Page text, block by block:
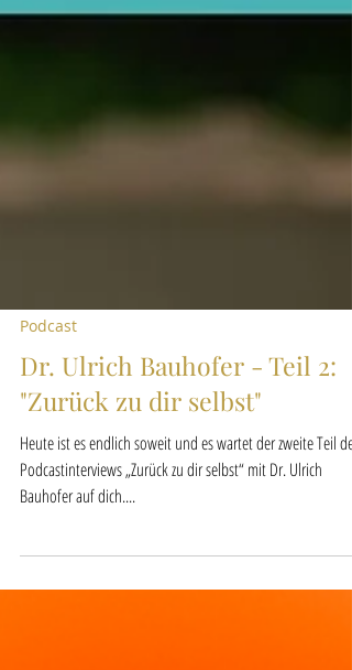
Podcast
Dr. Ulrich Bauhofer - Teil 2:
"Zurück zu dir selbst"
Heute ist es endlich soweit und es wartet der zweite Teil des
Podcastinterviews „Zurück zu dir selbst“ mit Dr. Ulrich